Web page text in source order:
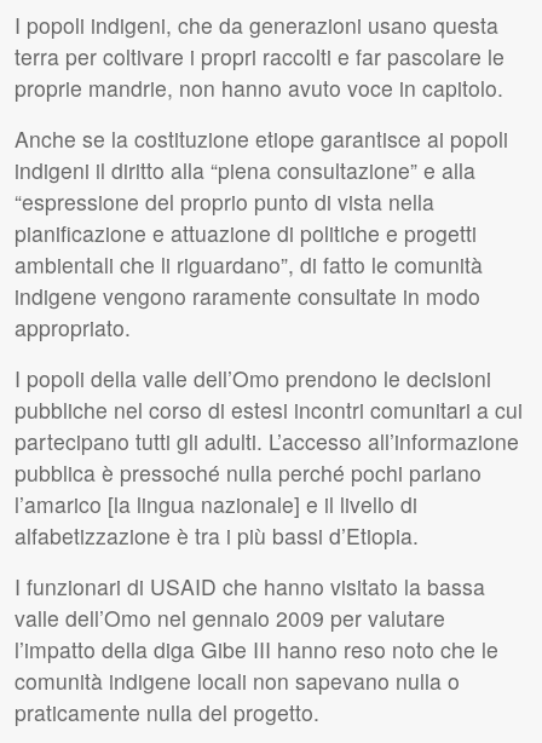
I popoli indigeni, che da generazioni usano questa
terra per coltivare i propri raccolti e far pascolare le
proprie mandrie, non hanno avuto voce in capitolo.
Anche se la costituzione etiope garantisce ai popoli
indigeni il diritto alla “piena consultazione” e alla
“espressione del proprio punto di vista nella
pianificazione e attuazione di politiche e progetti
ambientali che li riguardano”, di fatto le comunità
indigene vengono raramente consultate in modo
appropriato.
I popoli della valle dell’Omo prendono le decisioni
pubbliche nel corso di estesi incontri comunitari a cui
partecipano tutti gli adulti. L’accesso all’informazione
pubblica è pressoché nulla perché pochi parlano
l’amarico [la lingua nazionale] e il livello di
alfabetizzazione è tra i più bassi d’Etiopia.
I funzionari di USAID che hanno visitato la bassa
valle dell’Omo nel gennaio 2009 per valutare
l’impatto della diga Gibe III hanno reso noto che le
comunità indigene locali non sapevano nulla o
praticamente nulla del progetto.